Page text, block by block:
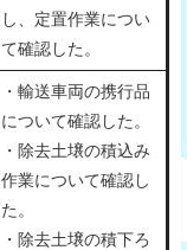
し、定置作業につい
て確認した。
・輸送車両の携行品
について確認した。
・除去土壌の積込み
作業について確認し
た。
・除去土壌の積下ろ